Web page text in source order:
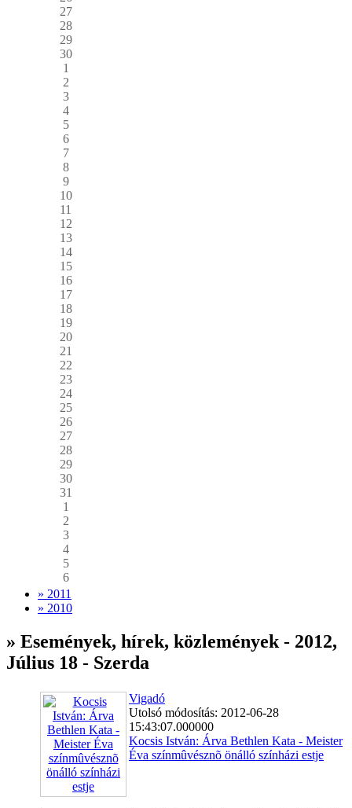
27
28
29
30
1
2
3
4
5
6
7
8
9
10
11
12
13
14
15
16
17
18
19
20
21
22
23
24
25
26
27
28
29
30
31
1
2
3
4
5
6
» 2011
» 2010
» Események, hírek, közlemények - 2012,
Július 18 - Szerda
Vigadó
Utolsó módosítás: 2012-06-28
15:43:07.000000
Kocsis István: Árva Bethlen Kata - Meister
Éva színmûvésznõ önálló színházi estje